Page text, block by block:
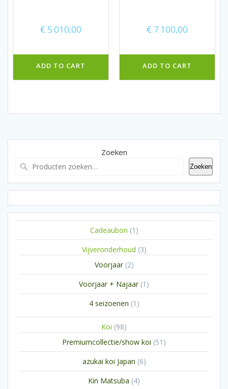
€ 5.010,00
ADD TO CART
€ 7.100,00
ADD TO CART
Zoeken
Zoeken
Cadeaubon 1 1
product
Vijveronderhoud 33
Voorjaar 22
producten
Voorjaar + Najaar 1 1
product
4 seizoenen 1 1
Koi 9898
producten
Premiumcollectie/show koi 51 51
producten
azukai koi Japan 66
producten
Kin Matsuba 44